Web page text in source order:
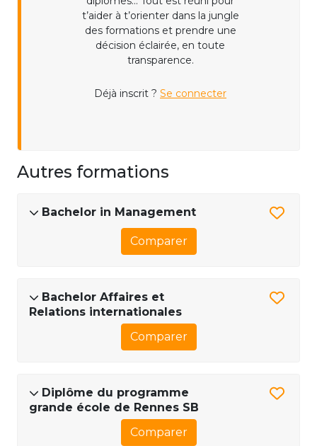
t’aider à t’orienter dans la jungle
des formations et prendre une
décision éclairée, en toute
transparence.
Déjà inscrit ? Se connecter
Autres formations
Bachelor in Management
Comparer
Bachelor Affaires et
Relations internationales
Comparer
Diplôme du programme
grande école de Rennes SB
Comparer